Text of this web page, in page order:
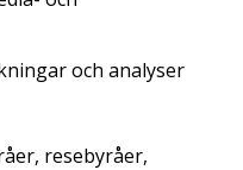
och analyser
resebyråer,